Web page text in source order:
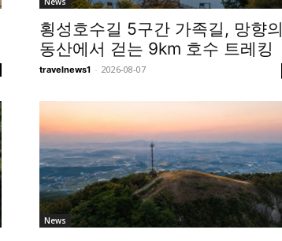
횡성호수길 5구간 가족길, 망향의
동산에서 걷는 9km 호수 트레킹
travelnews1 - 2026-08-07
News